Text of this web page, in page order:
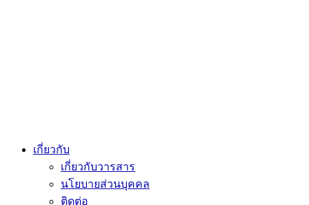
เกี่ยวกับ
เกี่ยวกับวารสาร
นโยบายส่วนบุคคล
ติดต่อ